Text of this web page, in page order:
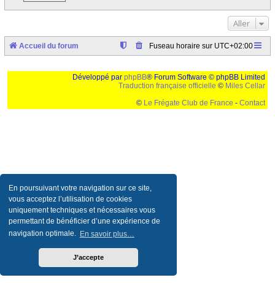
En poursuivant votre navigation sur ce site,
vous acceptez l’utilisation de cookies
uniquement techniques et nécessaires vous
permettant de bénéficier d’une expérience de
navigation optimale. En savoir plus…
J’accepte
Aller
Accueil du forum Fuseau horaire sur UTC+02:00
Développé par phpBB® Forum Software © phpBB Limited
Traduction française officielle © Miles Cellar
© Le Frégate Club de France - Contact